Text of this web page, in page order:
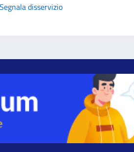
Segnala disservizio